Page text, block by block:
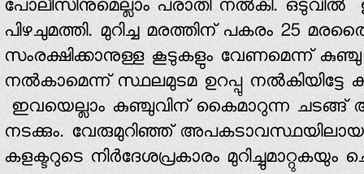
പോലീസിനുമെല്ലാം പരാതി നല്‍കി. ഒടുവില്‍
പിഴചുമത്തി. മുറിച്ച മരത്തിന് പകരം 25
സംരക്ഷിക്കാനുള്ള കൂടുകളും വേണമെന്ന്
നല്‍കാമെന്ന് സ്ഥലമുടമ ഉറപ്പു നല്‍കിയിട്ടേ
ഇവയെല്ലാം കുഞ്ചുവിന് കൈമാറുന്ന ചടങ്ങ്
നടക്കും. വേരുമുറിഞ്ഞ് അപകടാവസ്ഥയിലായ
കളക്ടറുടെ നിര്‍ദേശപ്രകാരം മുറിച്ചുമാറ്റുകയും